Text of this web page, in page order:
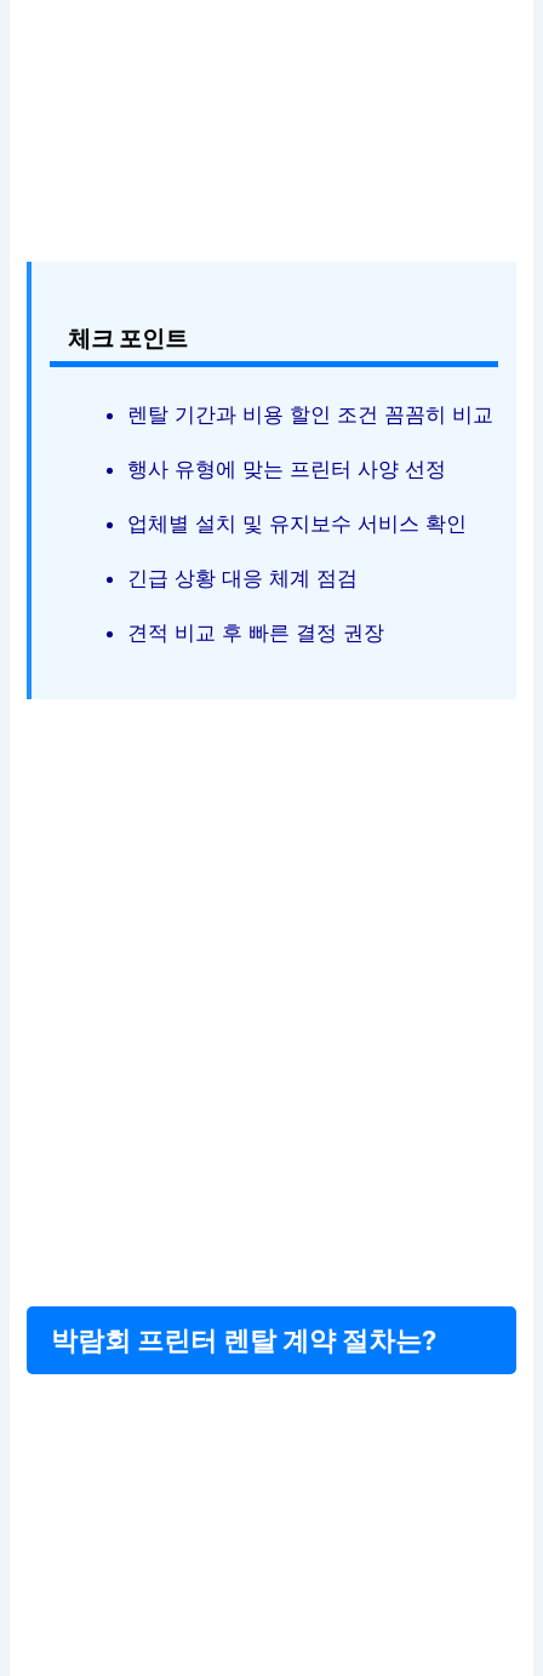
체크 포인트
렌탈 기간과 비용 할인 조건 꼼꼼히 비교
행사 유형에 맞는 프린터 사양 선정
업체별 설치 및 유지보수 서비스 확인
긴급 상황 대응 체계 점검
견적 비교 후 빠른 결정 권장
박람회 프린터 렌탈 계약 절차는?